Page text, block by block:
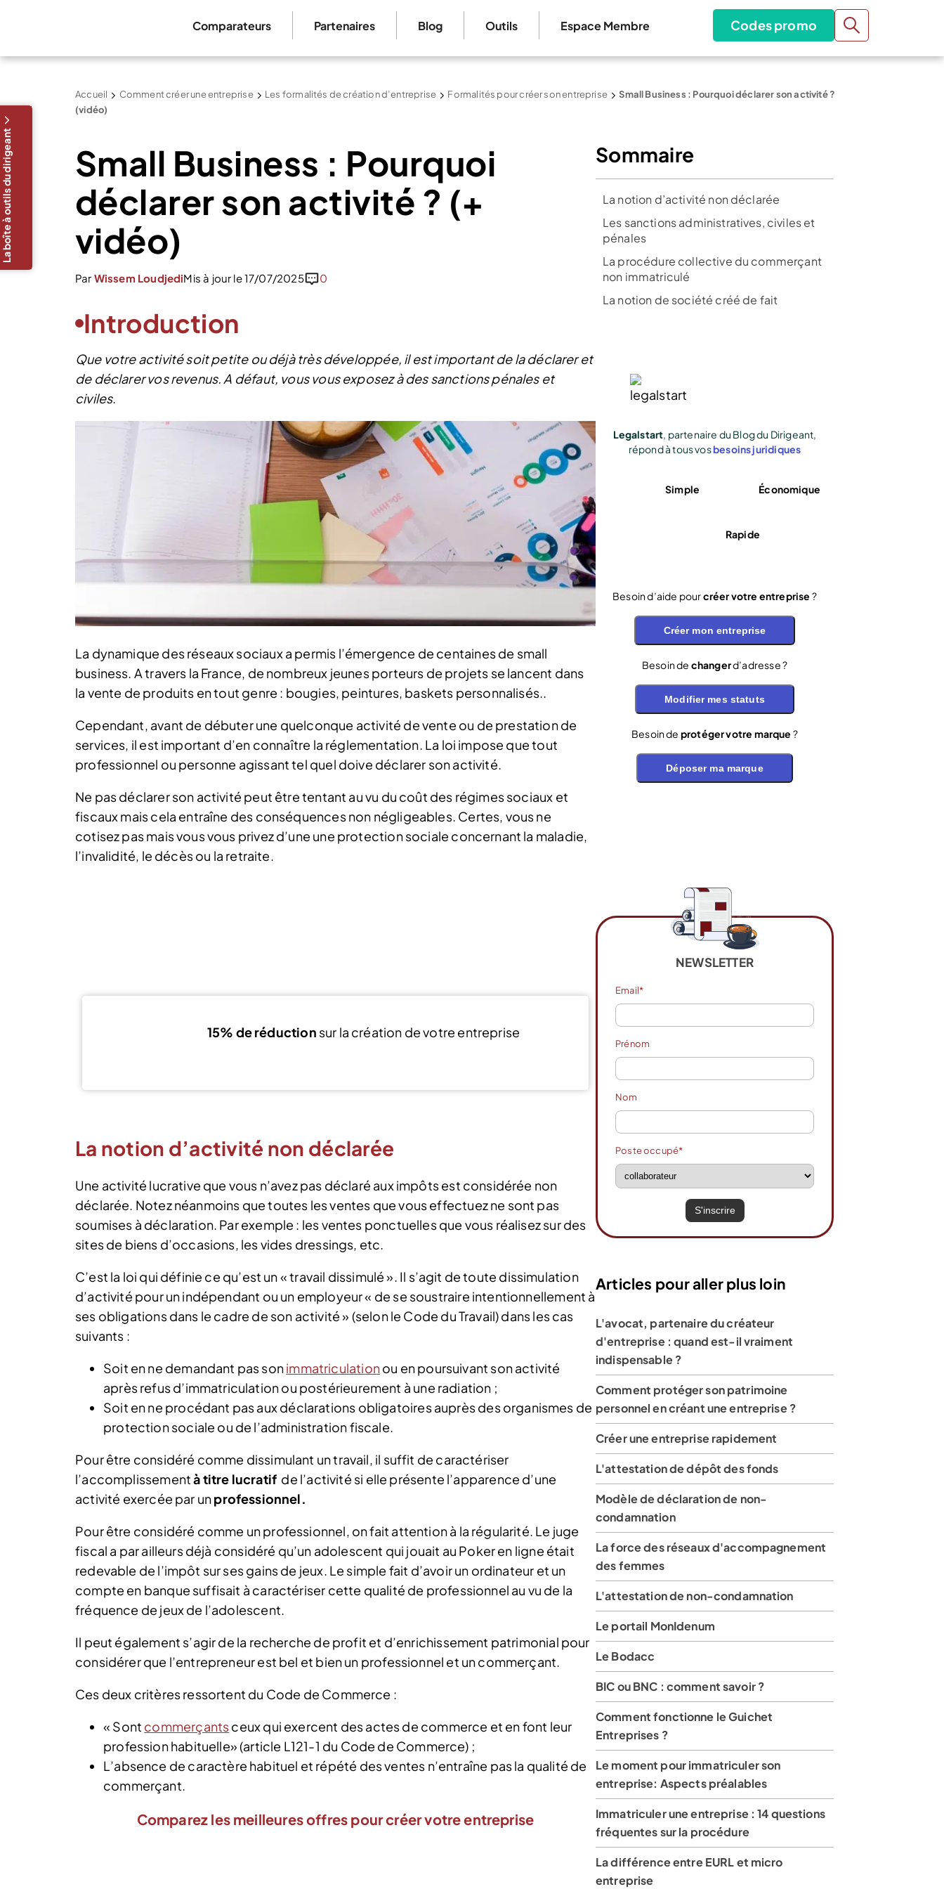
Comparateurs Partenaires Blog Outils Espace Membre Codes promo
Accueil Comment créer une entreprise Les formalités de création d’entreprise Formalités pour créer son entreprise
Small Business : Pourquoi déclarer son activité ?
(vidéo)
Small Business : Pourquoi
déclarer son activité ? (+
vidéo)
Par Wissem LoudjediMis à jour le 17/07/2025 0
Introduction
Que votre activité soit petite ou déjà très développée, il est important de la déclarer et
de déclarer vos revenus. A défaut, vous vous exposez à des sanctions pénales et
civiles.
La boîte à outils du dirigeant
La dynamique des réseaux sociaux a permis l’émergence de centaines de small
business. A travers la France, de nombreux jeunes porteurs de projets se lancent dans
la vente de produits en tout genre : bougies, peintures, baskets personnalisés..
Cependant, avant de débuter une quelconque activité de vente ou de prestation de
services, il est important d’en connaître la réglementation. La loi impose que tout
professionnel ou personne agissant tel quel doive déclarer son activité.
Ne pas déclarer son activité peut être tentant au vu du coût des régimes sociaux et
fiscaux mais cela entraîne des conséquences non négligeables. Certes, vous ne
cotisez pas mais vous vous privez d’une une protection sociale concernant la maladie,
l’invalidité, le décès ou la retraite.
15% de réduction sur la création de votre entreprise
La notion d’activité non déclarée
Une activité lucrative que vous n’avez pas déclaré aux impôts est considérée non
déclarée. Notez néanmoins que toutes les ventes que vous effectuez ne sont pas
soumises à déclaration. Par exemple : les ventes ponctuelles que vous réalisez sur des
sites de biens d’occasions, les vides dressings, etc.
C’est la loi qui définie ce qu’est un « travail dissimulé ». Il s’agit de toute dissimulation
d’activité pour un indépendant ou un employeur « de se soustraire intentionnellement à
ses obligations dans le cadre de son activité » (selon le Code du Travail) dans les cas
suivants :
Soit en ne demandant pas sonimmatriculationou en poursuivant son activité
après refus d’immatriculation ou postérieurement à une radiation ;
Soit en ne procédant pas aux déclarations obligatoires auprès des organismes de
protection sociale ou de l’administration fiscale.
Pour être considéré comme dissimulant un travail, il suffit de caractériser
l’accomplissementà titre lucratif de l’activité si elle présente l’apparence d’une
activité exercée par unprofessionnel.
Pour être considéré comme un professionnel, on fait attention à la régularité. Le juge
fiscal a par ailleurs déjà considéré qu’un adolescent qui jouait au Poker en ligne était
redevable de l’impôt sur ses gains de jeux. Le simple fait d’avoir un ordinateur et un
compte en banque suffisait à caractériser cette qualité de professionnel au vu de la
fréquence de jeux de l’adolescent.
Il peut également s’agir de la recherche de profit et d’enrichissement patrimonial pour
considérer que l’entrepreneur est bel et bien un professionnel et un commerçant.
Ces deux critères ressortent du Code de Commerce :
« Sont commerçantsceux qui exercent des actes de commerce et en font leur
profession habituelle» (article L121-1 du Code de Commerce) ;
L’absence de caractère habituel et répété des ventes n’entraîne pas la qualité de
commerçant.
Comparez les meilleures offres pour créer votre entreprise
Sommaire
La notion d’activité non déclarée
Les sanctions administratives, civiles et
pénales
La procédure collective du commerçant
non immatriculé
La notion de société créé de fait
Legalstart, partenaire du Blog du Dirigeant,
répond à tous vosbesoins juridiques
Simple Économique
Rapide
Besoin d’aide pourcréer votre entreprise ?
Créer mon entreprise
Besoin de changerd’adresse ?
Modifier mes statuts
Besoin de protéger votre marque ?
Déposer ma marque
NEWSLETTER
Email*
Prénom
Nom
Poste occupé*
Articles pour aller plus loin
L'avocat, partenaire du créateur
d'entreprise : quand est-il vraiment
indispensable ?
Comment protéger son patrimoine
personnel en créant une entreprise ?
Créer une entreprise rapidement
L'attestation de dépôt des fonds
Modèle de déclaration de non-
condamnation
La force des réseaux d'accompagnement
des femmes
L'attestation de non-condamnation
Le portail MonIdenum
Le Bodacc
BIC ou BNC : comment savoir ?
Comment fonctionne le Guichet
Entreprises ?
Le moment pour immatriculer son
entreprise: Aspects préalables
Immatriculer une entreprise : 14 questions
fréquentes sur la procédure
La différence entre EURL et micro
entreprise